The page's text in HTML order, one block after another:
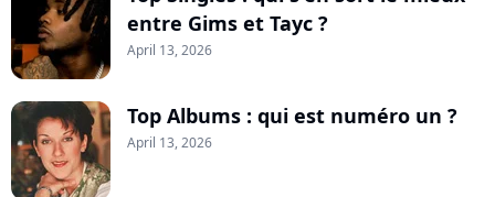
entre Gims et Tayc ?
April 13, 2026
Top Albums : qui est numéro un ?
April 13, 2026